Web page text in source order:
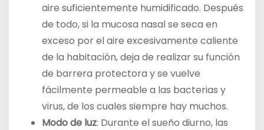
aire suficientemente humidificado. Después
de todo, si la mucosa nasal se seca en
exceso por el aire excesivamente caliente
de la habitación, deja de realizar su función
de barrera protectora y se vuelve
fácilmente permeable a las bacterias y
virus, de los cuales siempre hay muchos.
Modo de luz: Durante el sueño diurno, las